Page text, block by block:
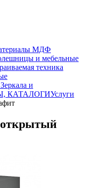
МДФ
и мебельные
техника
Зеркала и
КАТАЛОГИУслуги